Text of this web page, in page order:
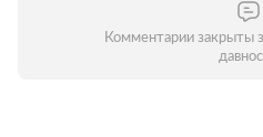
Комментарии закрыты